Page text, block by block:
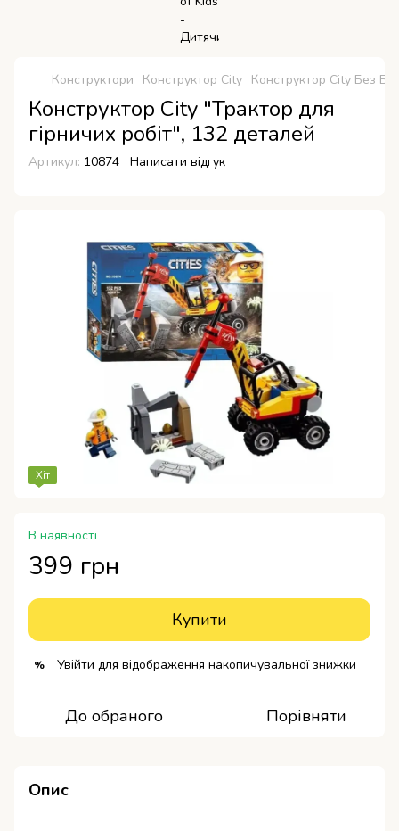
Конструктори Конструктор City Конструктор City Без
Конструктор City "Трактор для
гірничих робіт", 132 деталей
Артикул: 10874 Написати відгук
Хіт
В наявності
399 грн
Купити
% Увійти для відображення накопичувальної знижки
До обраного Порівняти
Опис